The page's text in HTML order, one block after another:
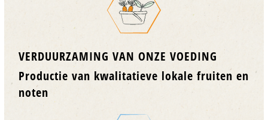
VERDUURZAMING VAN ONZE VOEDING
Productie van kwalitatieve lokale fruiten en
noten